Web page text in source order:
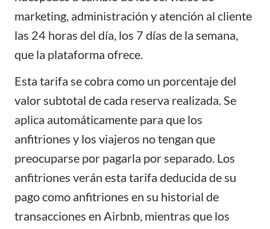
marketing, administración y atención al cliente
las 24 horas del día, los 7 días de la semana,
que la plataforma ofrece.
Esta tarifa se cobra como un porcentaje del
valor subtotal de cada reserva realizada. Se
aplica automáticamente para que los
anfitriones y los viajeros no tengan que
preocuparse por pagarla por separado. Los
anfitriones verán esta tarifa deducida de su
pago como anfitriones en su historial de
transacciones en Airbnb, mientras que los